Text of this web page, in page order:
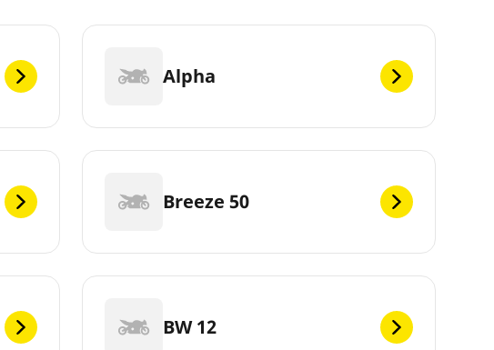
Alpha
Breeze 50
BW 12